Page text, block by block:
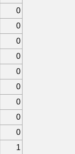
0
0
0
0
0
0
0
0
0
1